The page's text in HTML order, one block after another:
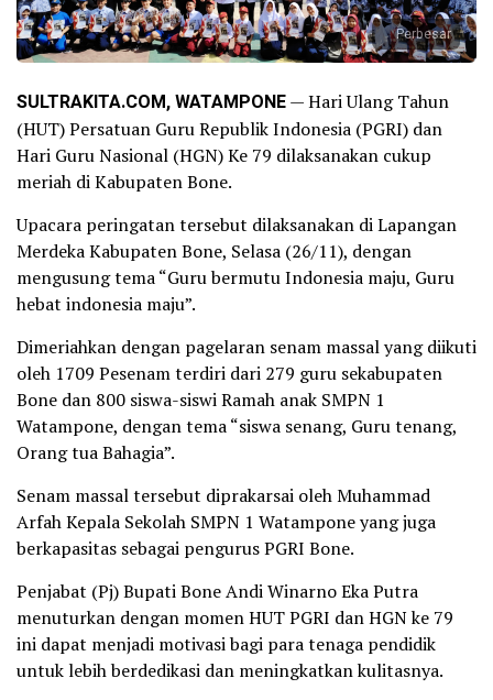
Perbesar
SULTRAKITA.COM, WATAMPONE— Hari Ulang Tahun
(HUT) Persatuan Guru Republik Indonesia (PGRI) dan
Hari Guru Nasional (HGN) Ke 79 dilaksanakan cukup
meriah di Kabupaten Bone.
Upacara peringatan tersebut dilaksanakan di Lapangan
Merdeka Kabupaten Bone, Selasa (26/11), dengan
mengusung tema “Guru bermutu Indonesia maju, Guru
hebat indonesia maju”.
Dimeriahkan dengan pagelaran senam massal yang diikuti
oleh 1709 Pesenam terdiri dari 279 guru sekabupaten
Bone dan 800 siswa-siswi Ramah anak SMPN 1
Watampone, dengan tema “siswa senang, Guru tenang,
Orang tua Bahagia”.
Senam massal tersebut diprakarsai oleh Muhammad
Arfah Kepala Sekolah SMPN 1 Watampone yang juga
berkapasitas sebagai pengurus PGRI Bone.
Penjabat (Pj) Bupati Bone Andi Winarno Eka Putra
menuturkan dengan momen HUT PGRI dan HGN ke 79
ini dapat menjadi motivasi bagi para tenaga pendidik
untuk lebih berdedikasi dan meningkatkan kulitasnya.